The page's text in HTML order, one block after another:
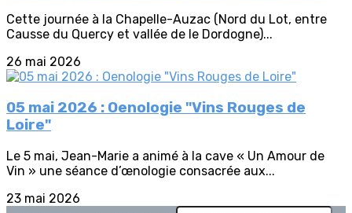
Cette journée à la Chapelle-Auzac (Nord du Lot, entre
Causse du Quercy et vallée de le Dordogne)...
26 mai 2026
05 mai 2026 : Oenologie "Vins Rouges de
Loire"
Le 5 mai, Jean-Marie a animé à la cave « Un Amour de
Vin » une séance d’œnologie consacrée aux...
23 mai 2026